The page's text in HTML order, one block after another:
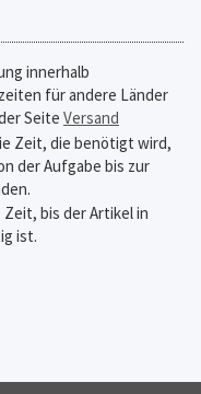
innerhalb
für andere Länder
Seite Versand
Zeit, die benötigt wird,
der Aufgabe bis zur
bis der Artikel in
ist.